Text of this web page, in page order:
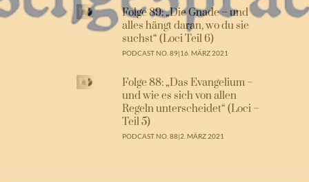
Folge 89: „Die Gnade – und
alles hängt daran, wo du sie
suchst“ (Loci Teil 6)
PODCAST NO. 89|16. MÄRZ 2021
Folge 88: „Das Evangelium –
und wie es sich von allen
Regeln unterscheidet“ (Loci –
Teil 5)
PODCAST NO. 88|2. MÄRZ 2021